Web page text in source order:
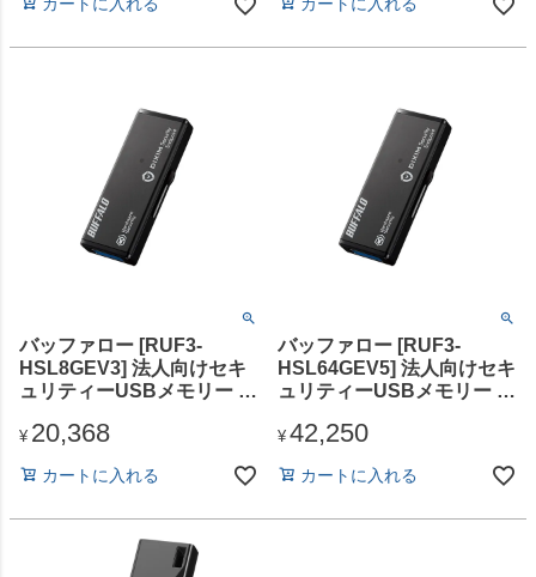
カートに入れる カートに入れる
バッファロー [RUF3-
HSL8GEV3] 法人向けセキ
ュリティーUSBメモリー ウ
¥ 20,368
カートに入れる
バッファロー [RUF3-
HSL64GEV5] 法人向けセキ
ュリティーUSBメモリー ウ
¥ 42,250
カートに入れる